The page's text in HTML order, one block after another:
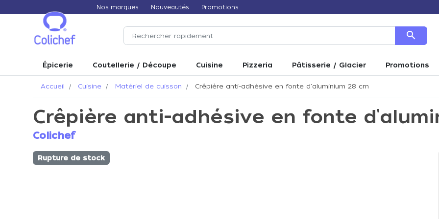
Nos marques Nouveautés Promotions
search
Épicerie Coutellerie / Découpe Cuisine Pizzeria Pâtisserie / Glacier Promotions
Accueil Cuisine Matériel de cuisson Crêpière anti-adhésive en fonte d'aluminium 28 cm
Crêpière anti-adhésive en fonte
Colichef
Rupture de stock